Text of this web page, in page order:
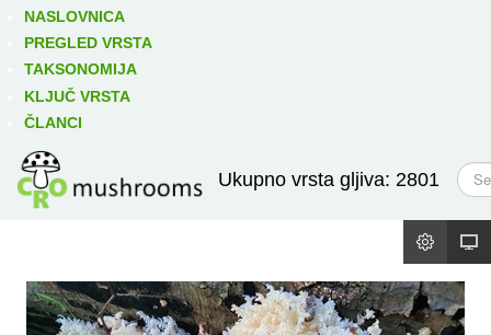
NASLOVNICA
PREGLED VRSTA
TAKSONOMIJA
KLJUČ VRSTA
ČLANCI
Ukupno vrsta gljiva: 2801
T
r
ž
Izravno podređene niže takse: